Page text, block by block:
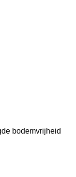
bodemvrijheid